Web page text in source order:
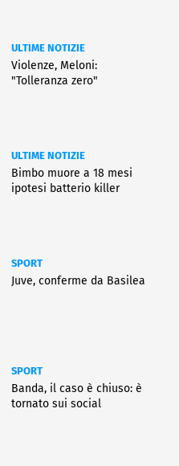
ULTIME NOTIZIE
Violenze, Meloni:
"Tolleranza zero"
ULTIME NOTIZIE
Bimbo muore a 18 mesi
ipotesi batterio killer
SPORT
Juve, conferme da Basilea
SPORT
Banda, il caso è chiuso: è
tornato sui social